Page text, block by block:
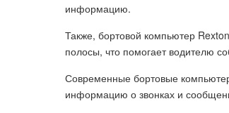
информацию.
Также, бортовой компьютер
полосы, что помогает водителю
Современные бортовые
информацию о звонках и